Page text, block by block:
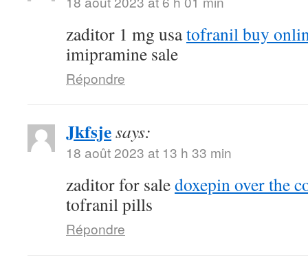
zaditor 1 mg usatofranil buy
imipramine sale
Répondre
Jkfsjesays:
18 août 2023 at 13 h 33 min
zaditor for saledoxepin over the
tofranil pills
Répondre